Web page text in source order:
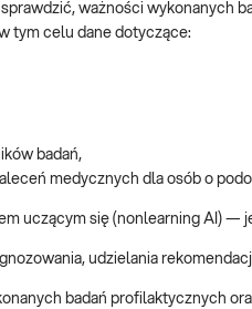
ważności wykonanych
tym celu dane dotyczące:
badań,
medycznych dla osób o
uczącym się (nonlearning AI) —
udzielania
badań profilaktycznych